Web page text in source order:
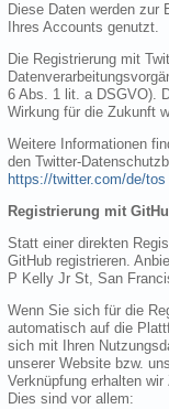
Diese Daten werden zur
Ihres Accounts genutzt.
Die Registrierung mit
6 Abs. 1 lit. a DSGVO).
Wirkung für die Zukunft
Weitere Informationen
den Twitter-
https://twitter.com/de/tos
Registrierung mit
Statt einer direkten
GitHub registrieren.
P Kelly Jr St, San
Wenn Sie sich für die
automatisch auf die
sich mit Ihren
unserer Website bzw.
Verknüpfung erhalten
Dies sind vor allem: